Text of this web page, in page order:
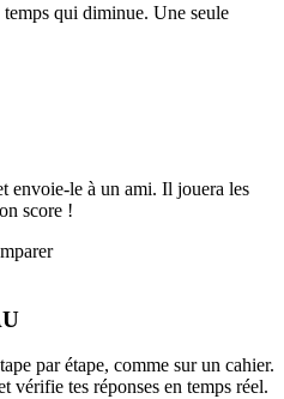
qui diminue. Une seule
envoie-le à un ami. Il jouera les
score !
par étape, comme sur un cahier.
vérifie tes réponses en temps réel.